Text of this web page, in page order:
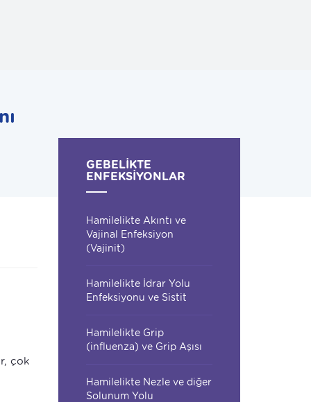
çok
GEBELIKTE
ENFEKSIYONLAR
Hamilelikte Akıntı ve
Vajinal Enfeksiyon
(Vajinit)
Hamilelikte İdrar Yolu
Enfeksiyonu ve Sistit
Hamilelikte Grip
(influenza) ve Grip Aşısı
Hamilelikte Nezle ve diğer
Solunum Yolu